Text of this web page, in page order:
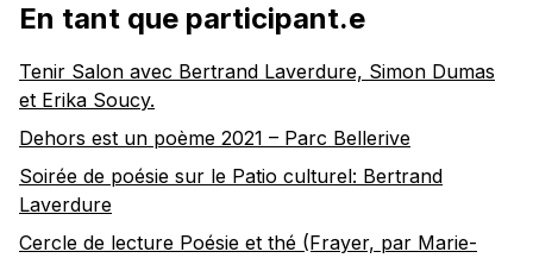
En tant que participant.e
Tenir Salon avec Bertrand Laverdure, Simon Dumas
et Erika Soucy.
Dehors est un poème 2021 – Parc Bellerive
Soirée de poésie sur le Patio culturel: Bertrand
Laverdure
Cercle de lecture Poésie et thé (Frayer, par Marie-